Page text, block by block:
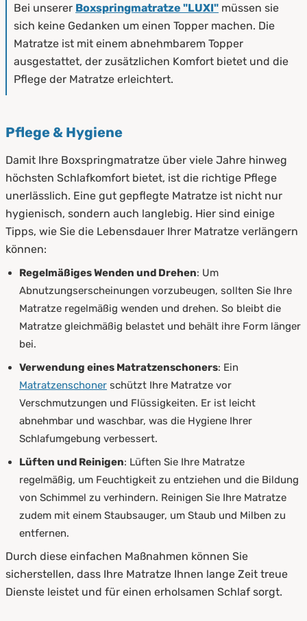
Bei unserer Boxspringmatratze "LUXI" müssen sie
sich keine Gedanken um einen Topper machen. Die
Matratze ist mit einem abnehmbarem Topper
ausgestattet, der zusätzlichen Komfort bietet und die
Pflege der Matratze erleichtert.
Pflege & Hygiene
Damit Ihre Boxspringmatratze über viele Jahre hinweg
höchsten Schlafkomfort bietet, ist die richtige Pflege
unerlässlich. Eine gut gepflegte Matratze ist nicht nur
hygienisch, sondern auch langlebig. Hier sind einige
Tipps, wie Sie die Lebensdauer Ihrer Matratze verlängern
können:
Regelmäßiges Wenden und Drehen: Um
Abnutzungserscheinungen vorzubeugen, sollten Sie Ihre
Matratze regelmäßig wenden und drehen. So bleibt die
Matratze gleichmäßig belastet und behält ihre Form länger
bei.
Verwendung eines Matratzenschoners: Ein
Matratzenschoner schützt Ihre Matratze vor
Verschmutzungen und Flüssigkeiten. Er ist leicht
abnehmbar und waschbar, was die Hygiene Ihrer
Schlafumgebung verbessert.
Lüften und Reinigen: Lüften Sie Ihre Matratze
regelmäßig, um Feuchtigkeit zu entziehen und die Bildung
von Schimmel zu verhindern. Reinigen Sie Ihre Matratze
zudem mit einem Staubsauger, um Staub und Milben zu
entfernen.
Durch diese einfachen Maßnahmen können Sie
sicherstellen, dass Ihre Matratze Ihnen lange Zeit treue
Dienste leistet und für einen erholsamen Schlaf sorgt.